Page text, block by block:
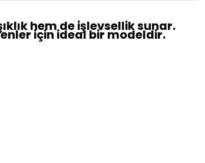
hem de işlevsellik sunar.
için ideal bir modeldir.